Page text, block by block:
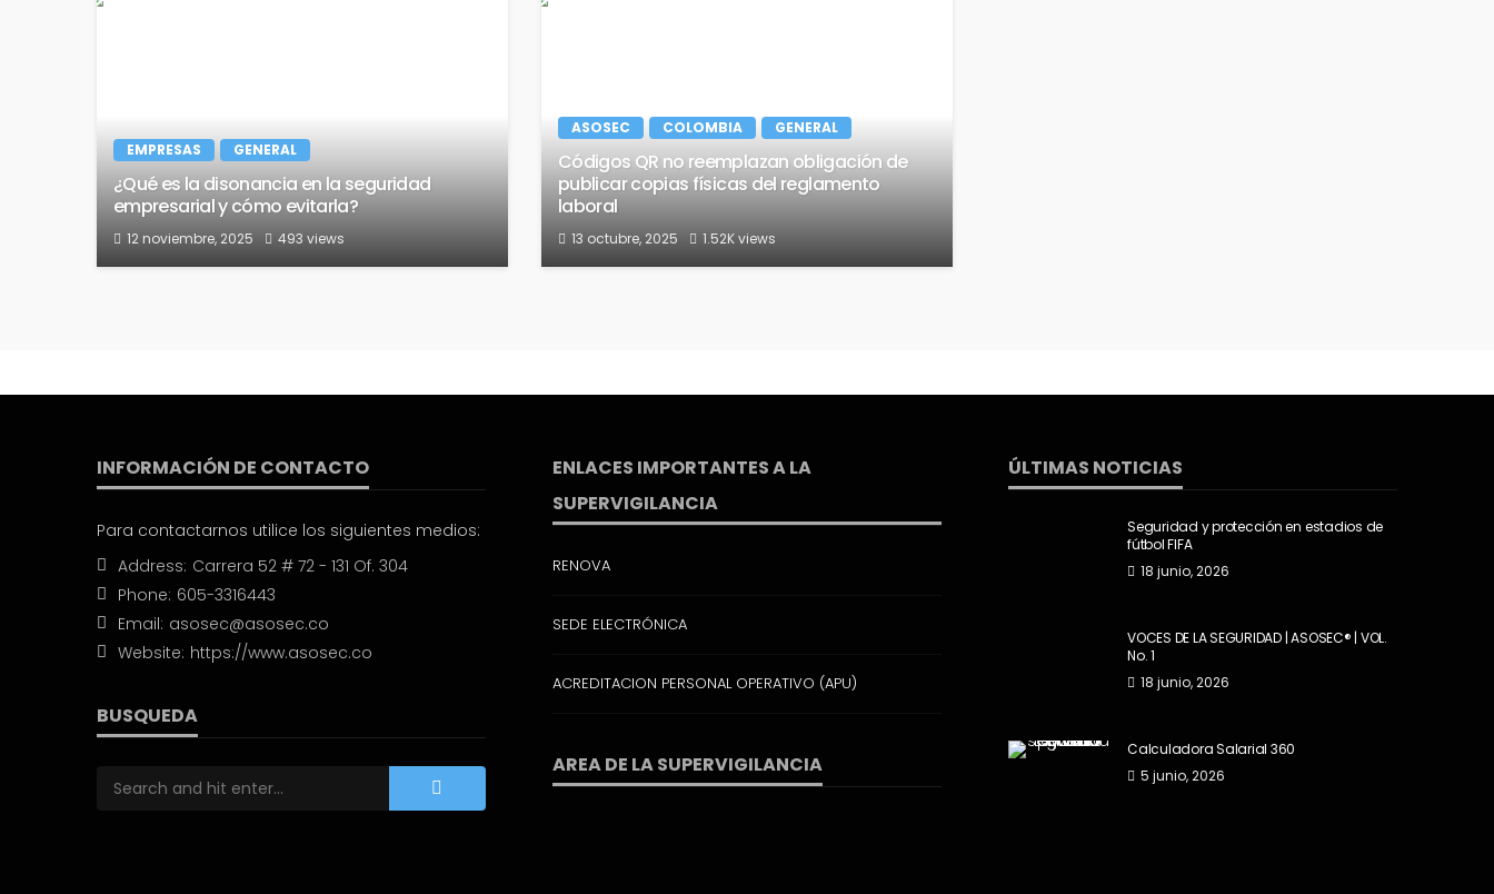
EMPRESAS GENERAL
¿Qué es la disonancia en la seguridad
empresarial y cómo evitarla?
12 noviembre, 2025 493 views
ASOSEC COLOMBIA GENERAL
Códigos QR no reemplazan obligación de
publicar copias físicas del reglamento
laboral
13 octubre, 2025 1.52K views
INFORMACIÓN DE CONTACTO
Para contactarnos utilice los siguientes medios:
Address: Carrera 52 # 72 - 131 Of. 304
Phone: 605-3316443
Email: asosec@asosec.co
Website: https://www.asosec.co
BUSQUEDA
ENLACES IMPORTANTES A LA
SUPERVIGILANCIA
RENOVA
SEDE ELECTRÓNICA
ACREDITACION PERSONAL OPERATIVO (APU)
AREA DE LA SUPERVIGILANCIA
ÚLTIMAS NOTICIAS
Seguridad y protección en estadios de
fútbol FIFA
18 junio, 2026
VOCES DE LA SEGURIDAD | ASOSEC® | VOL.
No. 1
18 junio, 2026
Calculadora Salarial 360
5 junio, 2026